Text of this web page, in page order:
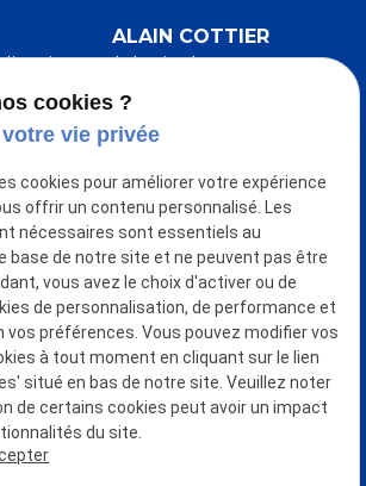
ALAIN COTTIER
- Podologie du Sport
IMSC - Neuroperformance
:
Métropolitain
cookies ?
vie privée
cookies pour améliorer votre expérience
offrir un contenu personnalisé. Les
nécessaires sont essentiels au
base de notre site et ne peuvent pas être
vous avez le choix d'activer ou de
de personnalisation, de performance et
vos préférences. Vous pouvez modifier vos
à tout moment en cliquant sur le lien
situé en bas de notre site. Veuillez noter
de certains cookies peut avoir un impact
du site.